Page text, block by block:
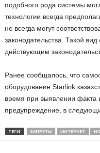
подобного рода системы
технологии всегда
не всегда могут
законодательства. Такой
действующим
Ранее сообщалось, что
оборудование Starlink
время при выявлении факта
предупреждение, в
ТЕГИ ЗАПРЕТЫ ИНТЕРНЕТ